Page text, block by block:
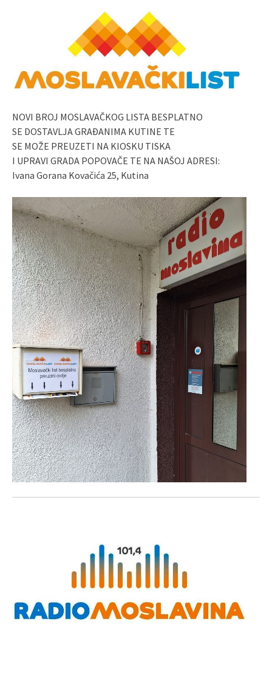
NOVI BROJ MOSLAVAČKOG LISTA BESPLATNO
SE DOSTAVLJA GRAĐANIMA KUTINE TE
SE MOŽE PREUZETI NA KIOSKU TISKA
I UPRAVI GRADA POPOVAČE TE NA NAŠOJ ADRESI:
Ivana Gorana Kovačića 25, Kutina